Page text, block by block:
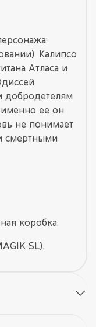
Калипсо
Атласа и
добродетелям
ее он
не понимает
смертными
коробка.
SL).